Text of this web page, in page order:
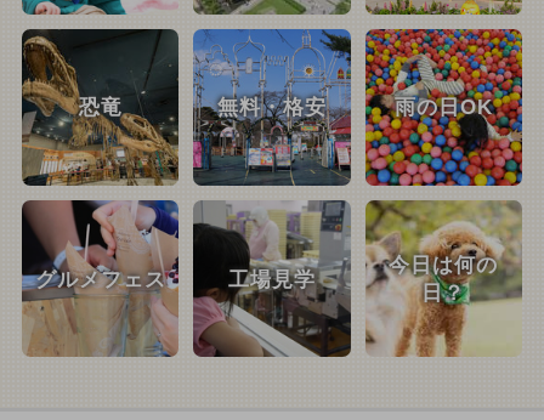
恐竜 無料・格安 雨の日OK
グルメフェス 工場見学
今日は何の
日？